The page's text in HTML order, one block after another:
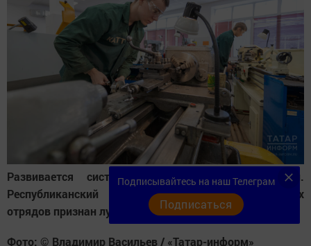
Развивается система трудоустройства молодежи.
Республиканский центр студенческих трудовых
отрядов признан лучшим в России
Фото: © Владимир Васильев / «Татар-информ»
Подписывайтесь на наш Телеграм
Подписаться